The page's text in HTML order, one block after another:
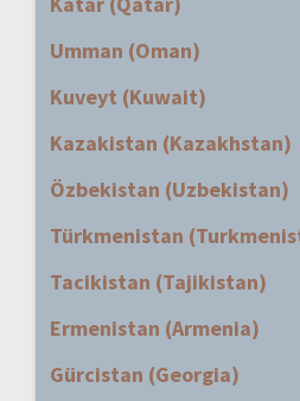
Umman (Oman)
Kuveyt (Kuwait)
Kazakistan (Kazakhstan)
Özbekistan (Uzbekistan)
Türkmenistan
Tacikistan (Tajikistan)
Ermenistan (Armenia)
Gürcistan (Georgia)